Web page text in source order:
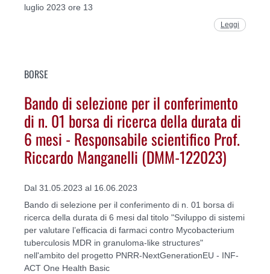
luglio 2023 ore 13
Leggi
BORSE
Bando di selezione per il conferimento
di n. 01 borsa di ricerca della durata di
6 mesi - Responsabile scientifico Prof.
Riccardo Manganelli (DMM-122023)
Dal 31.05.2023 al 16.06.2023
Bando di selezione per il conferimento di n. 01 borsa di
ricerca della durata di 6 mesi dal titolo "Sviluppo di sistemi
per valutare l’efficacia di farmaci contro Mycobacterium
tuberculosis MDR in granuloma-like structures"
nell'ambito del progetto PNRR-NextGenerationEU - INF-
ACT One Health Basic